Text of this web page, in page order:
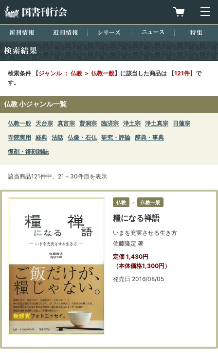
買物カゴを
新刊情報 近刊情報 シリーズ ニュース
検索条件 【ジャンル ： 仏教 ＞ 仏教一般】に該当した商品は 【121件】で
す。
仏教 小ジャンル一覧
仏教一般 天台宗 真言宗 曹洞宗 臨済宗 浄土宗 浄土真宗
日蓮宗
寺院実用
経典 法話 仏像・石仏 研究・評論 辞典・事典
復刻・復刻雑誌
該当商品121件中、21～30件目を表示
仏教 ＞ 仏教一般
糧になる禅語
いまを充実させる生き方
佐藤隆定 著
定価 1,430円
（本体価格1,300円）
発売日 2016/08/05